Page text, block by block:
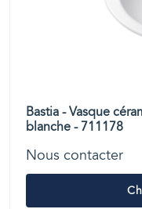
Bastia - Vasque
blanche - 711178
Nous contacter